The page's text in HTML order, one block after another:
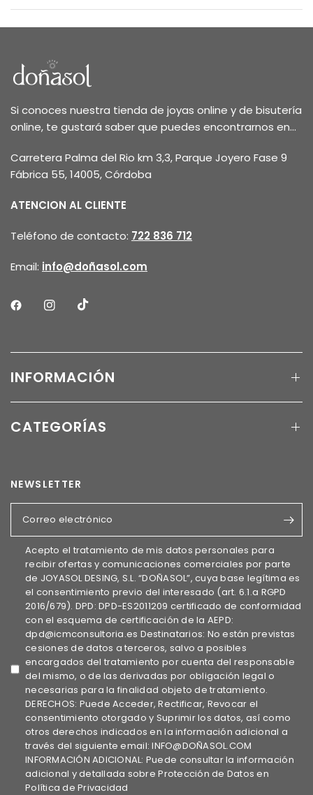
Si conoces nuestra tienda de joyas online y de bisutería
online, te gustará saber que puedes encontrarnos en...
Carretera Palma del Rio km 3,3, Parque Joyero Fase 9
Fábrica 55, 14005, Córdoba
ATENCION AL CLIENTE
Teléfono de contacto: 722 836 712
Email: info@doñasol.com
INFORMACIÓN
CATEGORÍAS
NEWSLETTER
Correo electrónico
Acepto el tratamiento de mis datos personales para
recibir ofertas y comunicaciones comerciales por parte
de JOYASOL DESING, S.L. “DOÑASOL”, cuya base legítima es
el consentimiento previo del interesado (art. 6.1.a RGPD
2016/679). DPD: DPD-ES2011209 certificado de conformidad
con el esquema de certificación de la AEPD:
dpd@icmconsultoria.es Destinatarios: No están previstas
cesiones de datos a terceros, salvo a posibles
encargados del tratamiento por cuenta del responsable
del mismo, o de las derivadas por obligación legal o
necesarias para la finalidad objeto de tratamiento.
DERECHOS: Puede Acceder, Rectificar, Revocar el
consentimiento otorgado y Suprimir los datos, así como
otros derechos indicados en la información adicional a
través del siguiente email: INFO@DOÑASOL.COM
INFORMACIÓN ADICIONAL: Puede consultar la información
adicional y detallada sobre Protección de Datos en
Política de Privacidad